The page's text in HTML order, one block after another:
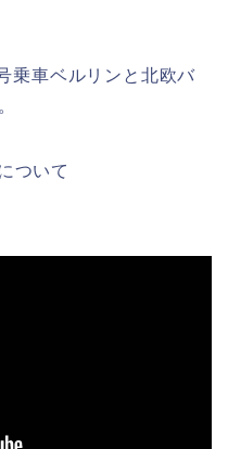
乗車ベルリンと北欧バ
ついて